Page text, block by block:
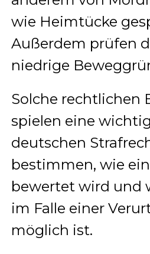
wie Heimtücke
Außerdem prüfen
niedrige
Solche rechtlichen
spielen eine
deutschen
bestimmen, wie
bewertet wird und
im Falle einer
möglich ist.